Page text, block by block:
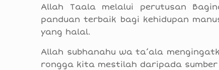
Allah Taala melalui perutusan
panduan terbaik bagi kehidupan
yang halal.
Allah subhanahu wa ta’ala
rongga kita mestilah daripada